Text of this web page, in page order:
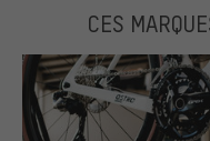
CES